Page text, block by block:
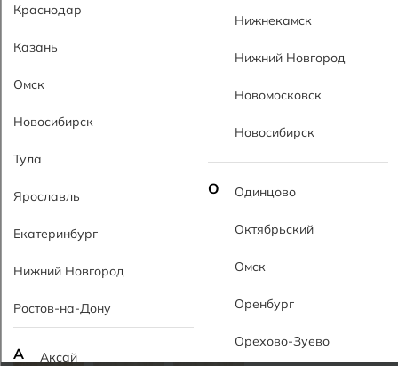
Краснодар
Казань
Омск
Новосибирск
Тула
Ярославль
Екатеринбург
Нижний Новгород
Ростов-на-Дону
А Аксай
Нижнекамск
Нижний Новгород
Новомосковск
Новосибирск
О Одинцово
Октябрьский
Омск
Оренбург
Орехово-Зуево